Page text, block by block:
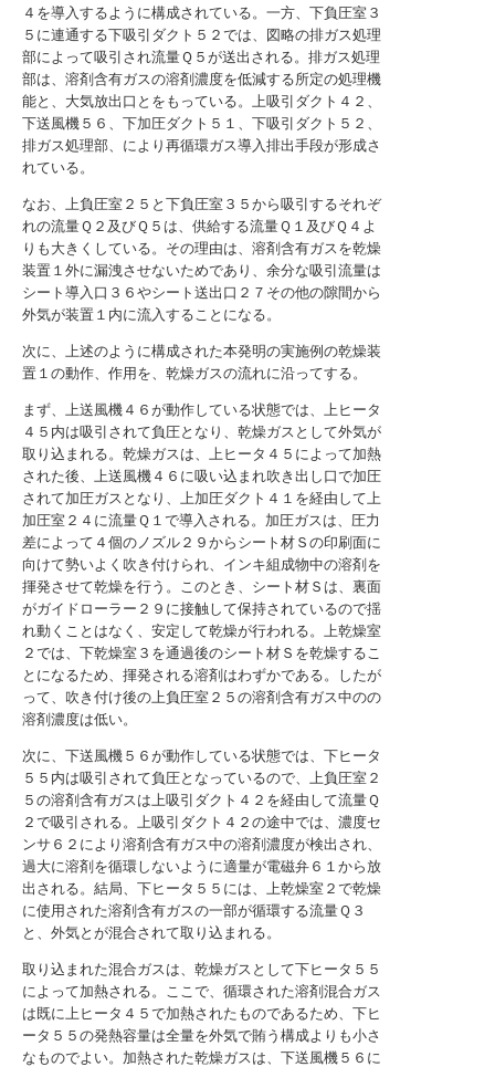
４を導入するように構成されている。一方、下負圧室３
５に連通する下吸引ダクト５２では、図略の排ガス処理
部によって吸引され流量Ｑ５が送出される。排ガス処理
部は、溶剤含有ガスの溶剤濃度を低減する所定の処理機
能と、大気放出口とをもっている。上吸引ダクト４２、
下送風機５６、下加圧ダクト５１、下吸引ダクト５２、
排ガス処理部、により再循環ガス導入排出手段が形成さ
れている。
なお、上負圧室２５と下負圧室３５から吸引するそれぞ
れの流量Ｑ２及びＱ５は、供給する流量Ｑ１及びＱ４よ
りも大きくしている。その理由は、溶剤含有ガスを乾燥
装置１外に漏洩させないためであり、余分な吸引流量は
シート導入口３６やシート送出口２７その他の隙間から
外気が装置１内に流入することになる。
次に、上述のように構成された本発明の実施例の乾燥装
置１の動作、作用を、乾燥ガスの流れに沿ってする。
まず、上送風機４６が動作している状態では、上ヒータ
４５内は吸引されて負圧となり、乾燥ガスとして外気が
取り込まれる。乾燥ガスは、上ヒータ４５によって加熱
された後、上送風機４６に吸い込まれ吹き出し口で加圧
されて加圧ガスとなり、上加圧ダクト４１を経由して上
加圧室２４に流量Ｑ１で導入される。加圧ガスは、圧力
差によって４個のノズル２９からシート材Ｓの印刷面に
向けて勢いよく吹き付けられ、インキ組成物中の溶剤を
揮発させて乾燥を行う。このとき、シート材Ｓは、裏面
がガイドローラー２９に接触して保持されているので揺
れ動くことはなく、安定して乾燥が行われる。上乾燥室
２では、下乾燥室３を通過後のシート材Ｓを乾燥するこ
とになるため、揮発される溶剤はわずかである。したが
って、吹き付け後の上負圧室２５の溶剤含有ガス中のの
溶剤濃度は低い。
次に、下送風機５６が動作している状態では、下ヒータ
５５内は吸引されて負圧となっているので、上負圧室２
５の溶剤含有ガスは上吸引ダクト４２を経由して流量Ｑ
２で吸引される。上吸引ダクト４２の途中では、濃度セ
ンサ６２により溶剤含有ガス中の溶剤濃度が検出され、
過大に溶剤を循環しないように適量が電磁弁６１から放
出される。結局、下ヒータ５５には、上乾燥室２で乾燥
に使用された溶剤含有ガスの一部が循環する流量Ｑ３
と、外気とが混合されて取り込まれる。
取り込まれた混合ガスは、乾燥ガスとして下ヒータ５５
によって加熱される。ここで、循環された溶剤混合ガス
は既に上ヒータ４５で加熱されたものであるため、下ヒ
ータ５５の発熱容量は全量を外気で賄う構成よりも小さ
なものでよい。加熱された乾燥ガスは、下送風機５６に